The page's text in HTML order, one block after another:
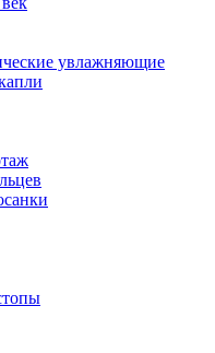
увлажняющие